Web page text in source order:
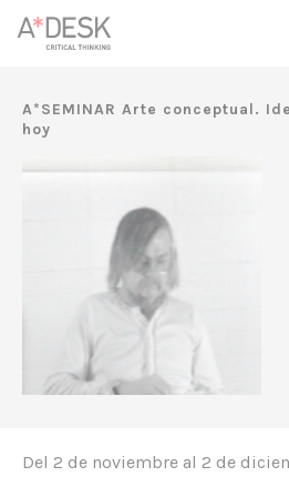
crees también en A*DESK
seguir adelante. Ahora puedes
apoyarlo.
A*SEMINAR Arte conceptual.
hoy
Del 2 de noviembre al 2 de